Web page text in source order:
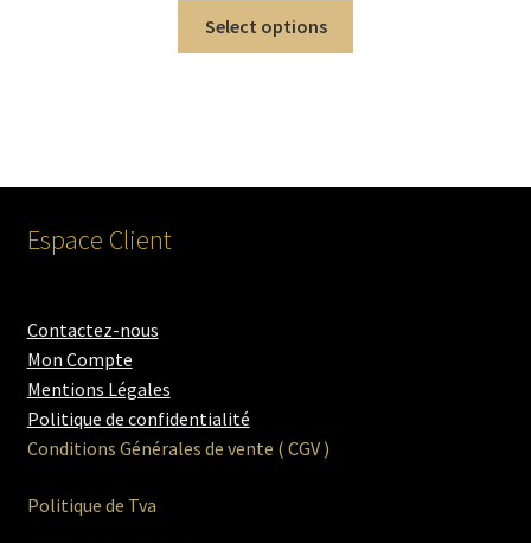
Select options
Espace Client
Contactez-nous
Mon Compte
Mentions Légales
Politique de confidentialité
Conditions Générales de vente ( CGV )
Politique de Tva